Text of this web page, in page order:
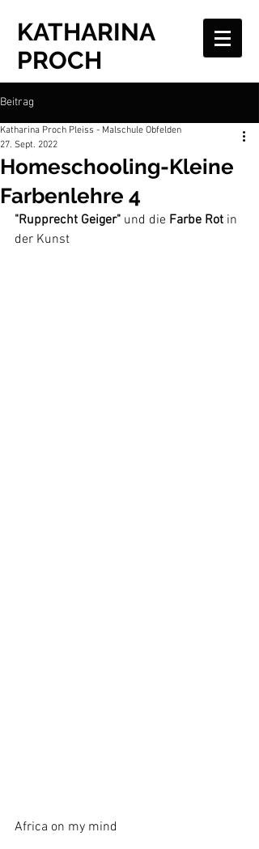
KATHARINA
PROCH
Beitrag
Homeschooling-Kleine
Farbenlehre 4
Katharina Proch Pleiss - Malschule Obfelden
27. Sept. 2022
"Rupprecht Geiger" und die Farbe Rot in
der Kunst